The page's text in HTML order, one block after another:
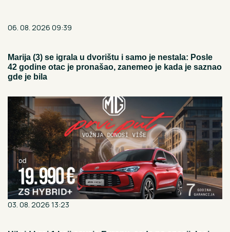
06. 08. 2026 09:39
Marija (3) se igrala u dvorištu i samo je nestala: Posle
42 godine otac je pronašao, zanemeo je kada je saznao
gde je bila
03. 08. 2026 13:23